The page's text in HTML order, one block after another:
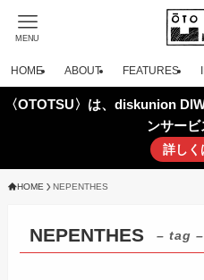
MENU
HOME ABOUT FEATURES
〈OTOTSU〉は、diskunion
ンサービ
詳しく
HOME NEPENTHES
NEPENTHES – tag –